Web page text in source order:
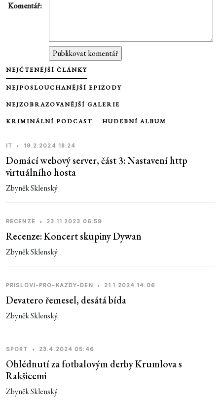
Komentář:
NEJČTENĚJŠÍ ČLÁNKY
NEJPOSLOUCHANĚJŠÍ EPIZODY
NEJZOBRAZOVANĚJŠÍ GALERIE
KRIMINÁLNÍ PODCAST HUDEBNÍ ALBUM
IT • 19.2.2024 18:24
Domácí webový server, část 3: Nastavení http
virtuálního hosta
Zbyněk Sklenský
RECENZE • 23.11.2023 06:59
Recenze: Koncert skupiny Dywan
Zbyněk Sklenský
PRISLOVI-PRO-KAZDY-DEN • 21.1.2024 14:06
Devatero řemesel, desátá bída
Zbyněk Sklenský
SPORT • 23.4.2024 05:46
Ohlédnutí za fotbalovým derby Krumlova s
Rakšicemi
Zbyněk Sklenský